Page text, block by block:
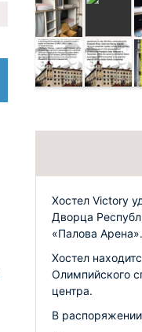
Хостел Victory
Дворца
«Палова Арена».
Хостел
Олимпийского
центра.
В